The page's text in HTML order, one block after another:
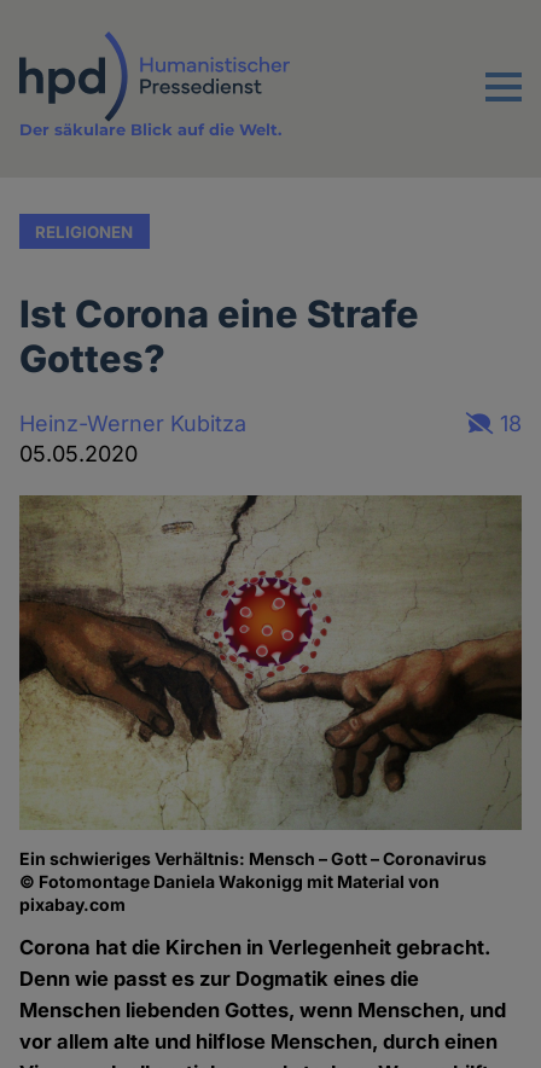
Inhalt
Menu
Der säkulare Blick auf die Welt.
RELIGIONEN
Ist Corona eine Strafe
Gottes?
Heinz-Werner Kubitza
05.05.2020
18
Ein schwieriges Verhältnis: Mensch – Gott – Coronavirus
© Fotomontage Daniela Wakonigg mit Material von
pixabay.com
Corona hat die Kirchen in Verlegenheit gebracht.
Denn wie passt es zur Dogmatik eines die
Menschen liebenden Gottes, wenn Menschen, und
vor allem alte und hilflose Menschen, durch einen